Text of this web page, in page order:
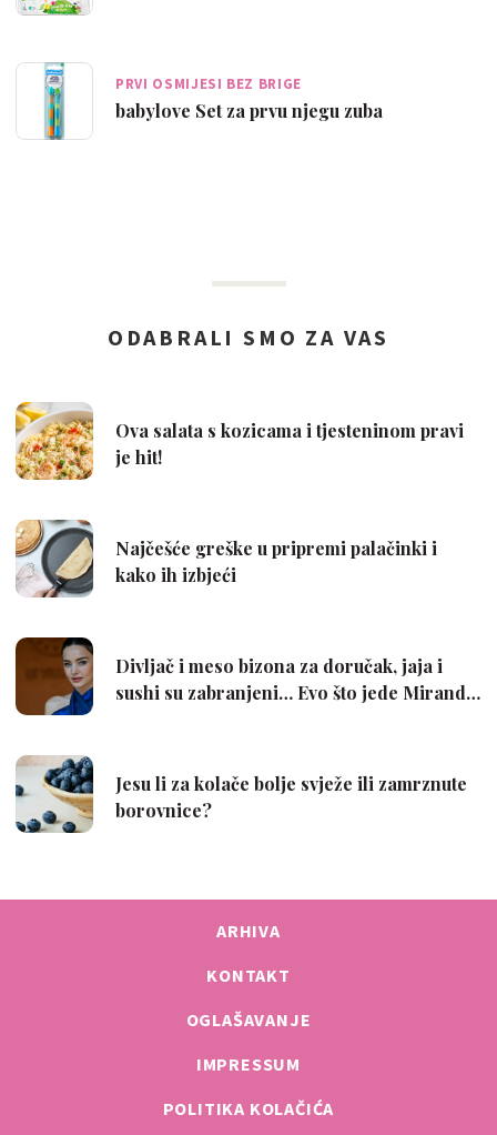
PRVI OSMIJESI BEZ BRIGE
babylove Set za prvu njegu zuba
ARHIVA
KONTAKT
OGLAŠAVANJE
IMPRESSUM
POLITIKA KOLAČIĆA